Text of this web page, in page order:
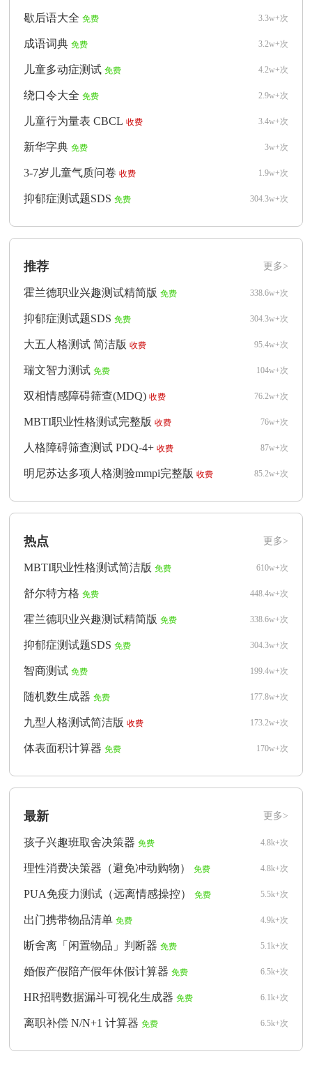
3.3w+次
歇后语大全 免费
3.2w+次
成语词典 免费
4.2w+次
儿童多动症测试 免费
2.9w+次
绕口令大全 免费
3.4w+次
儿童行为量表 CBCL 收费
3w+次
新华字典 免费
1.9w+次
3-7岁儿童气质问卷 收费
304.3w+次
抑郁症测试题SDS 免费
更多>
推荐
338.6w+次
霍兰德职业兴趣测试精简版 免费
304.3w+次
抑郁症测试题SDS 免费
95.4w+次
大五人格测试 简洁版 收费
104w+次
瑞文智力测试 免费
76.2w+次
双相情感障碍筛查(MDQ) 收费
76w+次
MBTI职业性格测试完整版 收费
87w+次
人格障碍筛查测试 PDQ-4+ 收费
85.2w+次
明尼苏达多项人格测验mmpi完整版 收费
更多>
热点
610w+次
MBTI职业性格测试简洁版 免费
448.4w+次
舒尔特方格 免费
338.6w+次
霍兰德职业兴趣测试精简版 免费
304.3w+次
抑郁症测试题SDS 免费
199.4w+次
智商测试 免费
177.8w+次
随机数生成器 免费
173.2w+次
九型人格测试简洁版 收费
170w+次
体表面积计算器 免费
更多>
最新
4.8k+次
孩子兴趣班取舍决策器 免费
4.8k+次
理性消费决策器（避免冲动购物） 免费
5.5k+次
PUA免疫力测试（远离情感操控） 免费
4.9k+次
出门携带物品清单 免费
5.1k+次
断舍离「闲置物品」判断器 免费
6.5k+次
婚假产假陪产假年休假计算器 免费
6.1k+次
HR招聘数据漏斗可视化生成器 免费
6.5k+次
离职补偿 N/N+1 计算器 免费